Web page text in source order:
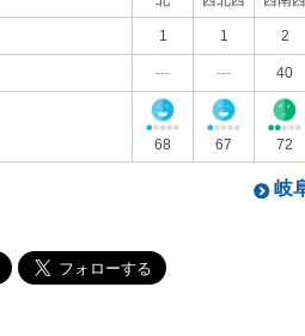
1 1 2
--- --- 40
68 67 72
岐